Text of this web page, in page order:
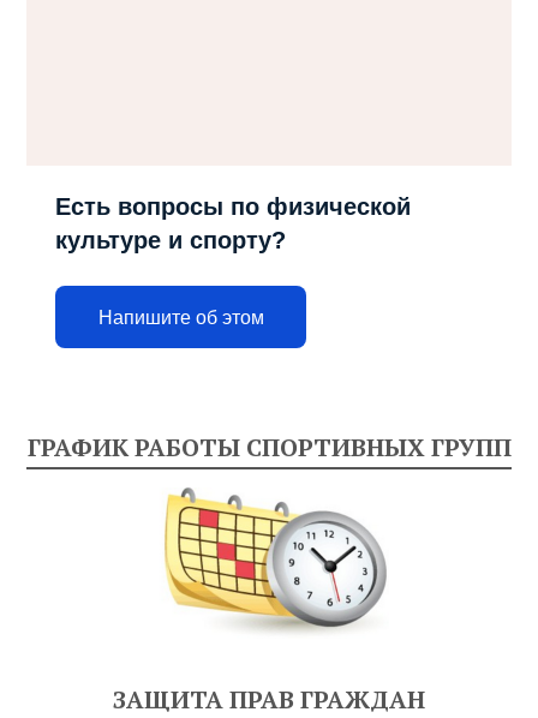
Есть вопросы по физической
культуре и спорту?
Напишите об этом
ГРАФИК РАБОТЫ СПОРТИВНЫХ ГРУПП
ЗАЩИТА ПРАВ ГРАЖДАН